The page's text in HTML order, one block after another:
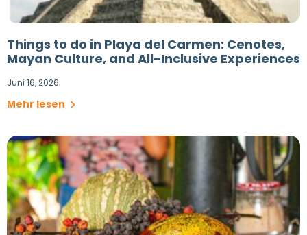
Things to do in Playa del Carmen: Cenotes,
Mayan Culture, and All-Inclusive Experiences
Juni 16, 2026
Mehr lesen